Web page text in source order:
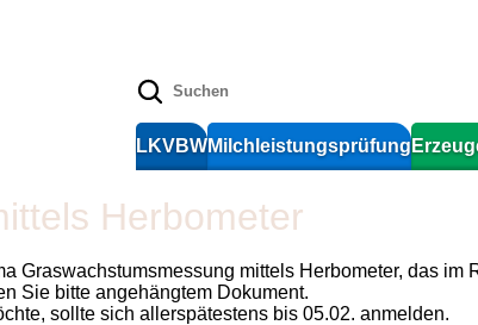
LKVBWMilchleistungsprüfung
Herbometer
Graswachstumsmessung mittels Herbometer, das im
Sie bitte angehängtem Dokument.
sollte sich allerspätestens bis 05.02. anmelden.